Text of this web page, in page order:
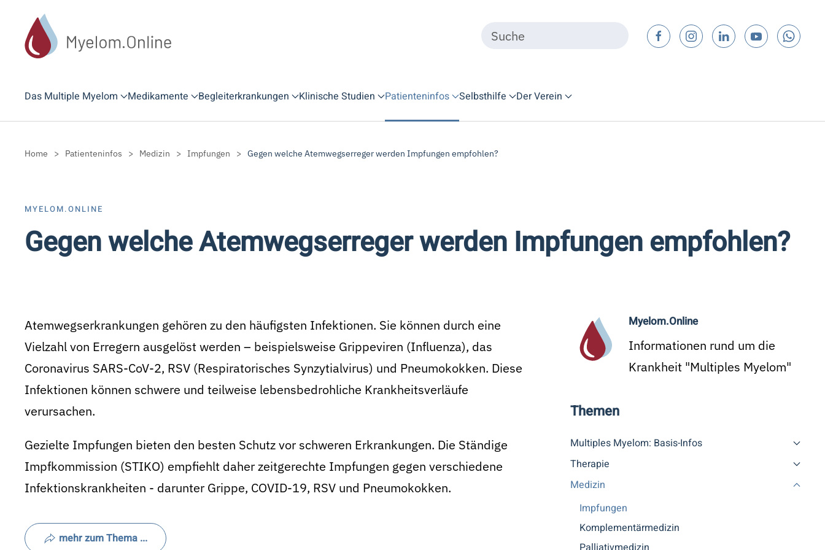
Zum Hauptinhalt springen
Das Multiple Myelom Medikamente Begleiterkrankungen Klinische Studien Patienteninfos Selbsthilfe Der Verein
Home Patienteninfos Medizin Impfungen Gegen welche Atemwegserreger werden Impfungen empfohlen?
MYELOM.ONLINE
Gegen welche Atemwegserreger werden Impfungen empfohlen?
Atemwegserkrankungen gehören zu den häufigsten Infektionen. Sie können durch eine
Vielzahl von Erregern ausgelöst werden – beispielsweise Grippeviren (Influenza), das
Coronavirus SARS-CoV-2, RSV (Respiratorisches Synzytialvirus) und Pneumokokken. Diese
Infektionen können schwere und teilweise lebensbedrohliche Krankheitsverläufe
verursachen.
Gezielte Impfungen bieten den besten Schutz vor schweren Erkrankungen. Die Ständige
Impfkommission (STIKO) empfiehlt daher zeitgerechte Impfungen gegen verschiedene
Infektionskrankheiten - darunter Grippe, COVID-19, RSV und Pneumokokken.
mehr zum Thema ...
Myelom.Online
Informationen rund um die
Krankheit "Multiples Myelom"
Themen
Multiples Myelom: Basis-Infos
Therapie
Medizin
Impfungen
Komplementärmedizin